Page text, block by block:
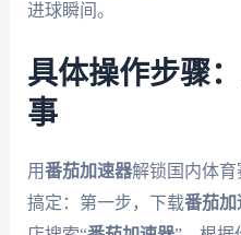
进球瞬间。
具体操作步骤
事
用番茄加速器解锁国内体
搞定：第一步，下载番茄加